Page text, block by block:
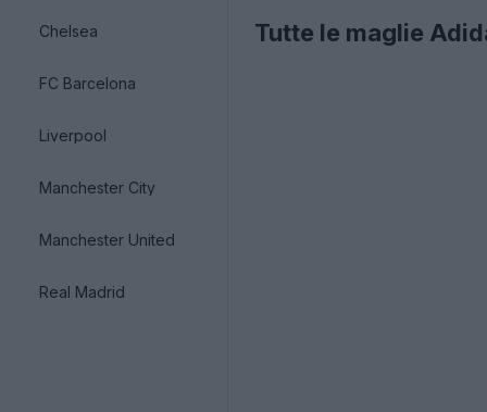
Chelsea
FC Barcelona
Liverpool
Manchester City
Manchester United
Real Madrid
Tutte le maglie